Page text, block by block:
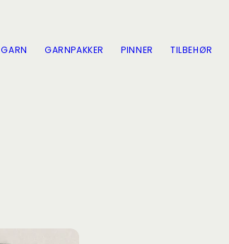
GARN GARNPAKKER PINNER TILBEHØR